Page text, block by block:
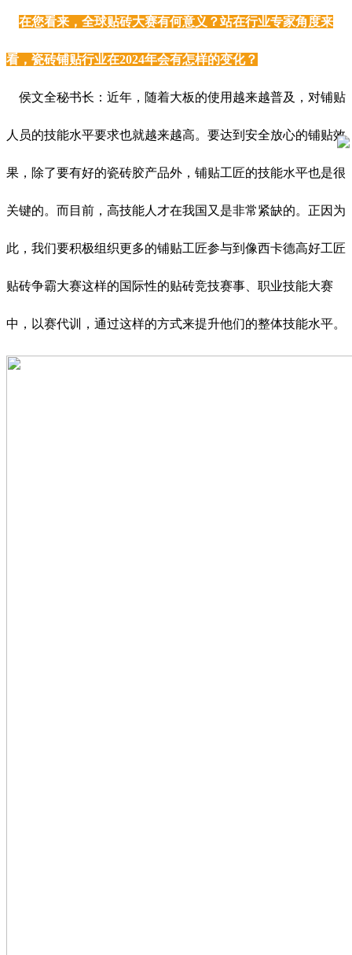
在您看来，全球贴砖大赛有何意义？站在行业专家角度来
看，瓷砖铺贴行业在2024年会有怎样的变化？
侯文全秘书长：近年，随着大板的使用越来越普及，对铺贴
人员的技能水平要求也就越来越高。要达到安全放心的铺贴效
果，除了要有好的瓷砖胶产品外，铺贴工匠的技能水平也是很
关键的。而目前，高技能人才在我国又是非常紧缺的。正因为
此，我们要积极组织更多的铺贴工匠参与到像西卡德高好工匠
贴砖争霸大赛这样的国际性的贴砖竞技赛事、职业技能大赛
中，以赛代训，通过这样的方式来提升他们的整体技能水平。